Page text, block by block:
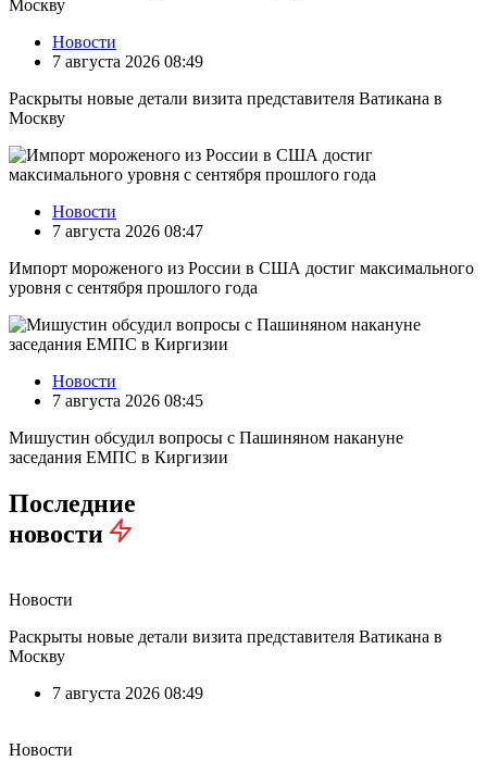
Новости
7 августа 2026 08:49
Раскрыты новые детали визита представителя Ватикана в
Москву
Новости
7 августа 2026 08:47
Импорт мороженого из России в США достиг максимального
уровня с сентября прошлого года
Новости
7 августа 2026 08:45
Мишустин обсудил вопросы с Пашиняном накануне
заседания ЕМПС в Киргизии
Последние
новости
Новости
Раскрыты новые детали визита представителя Ватикана в
Москву
7 августа 2026 08:49
Новости